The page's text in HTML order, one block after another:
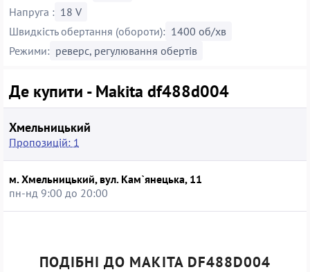
Напруга : 18 V
Швидкість обертання (обороти): 1400 об/хв
Режими: реверс, регулювання обертів
Де купити - Makita df488d004
Хмельницький
Пропозицій: 1
м. Хмельницький, вул. Кам`янецька, 11
пн-нд 9:00 до 20:00
ПОДІБНІ ДО MAKITA DF488D004